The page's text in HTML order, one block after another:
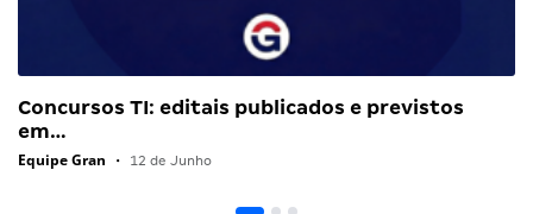
Concursos TI: editais publicados e previstos
em…
Equipe Gran • 12 de Junho